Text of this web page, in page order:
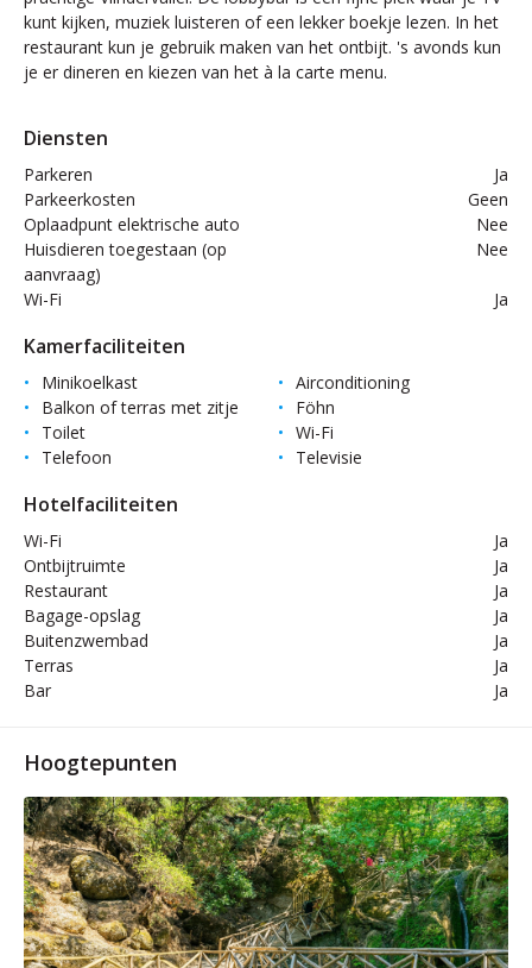
kunt kijken, muziek luisteren of een lekker boekje lezen. In het
restaurant kun je gebruik maken van het ontbijt. 's avonds kun
je er dineren en kiezen van het à la carte menu.
Diensten
Parkeren
Ja
Parkeerkosten
Geen
Oplaadpunt elektrische auto
Nee
Huisdieren toegestaan (op
aanvraag)
Nee
Wi-Fi Ja
Kamerfaciliteiten
Minikoelkast
Airconditioning
Balkon of terras met zitje
Föhn
Toilet
Wi-Fi
Telefoon
Televisie
Hotelfaciliteiten
Wi-Fi
Ja
Ontbijtruimte
Ja
Restaurant
Ja
Bagage-opslag
Ja
Buitenzwembad
Ja
Terras
Ja
Bar
Ja
Hoogtepunten